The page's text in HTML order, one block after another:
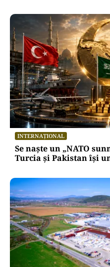
INTERNAȚIONAL
Se naște un „NATO
Turcia și Pakistan își